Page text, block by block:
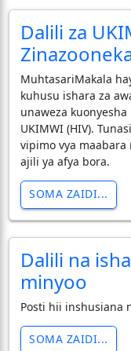
Dalili za
​Muhtasari ​Makala
kuhusu ishara za
unaweza
UKIMWI (HIV).
vipimo vya
ajili ya afya bora.
SOMA ZAIDI...
Dalili na
minyoo
Posti hii inshusiana
SOMA ZAIDI...